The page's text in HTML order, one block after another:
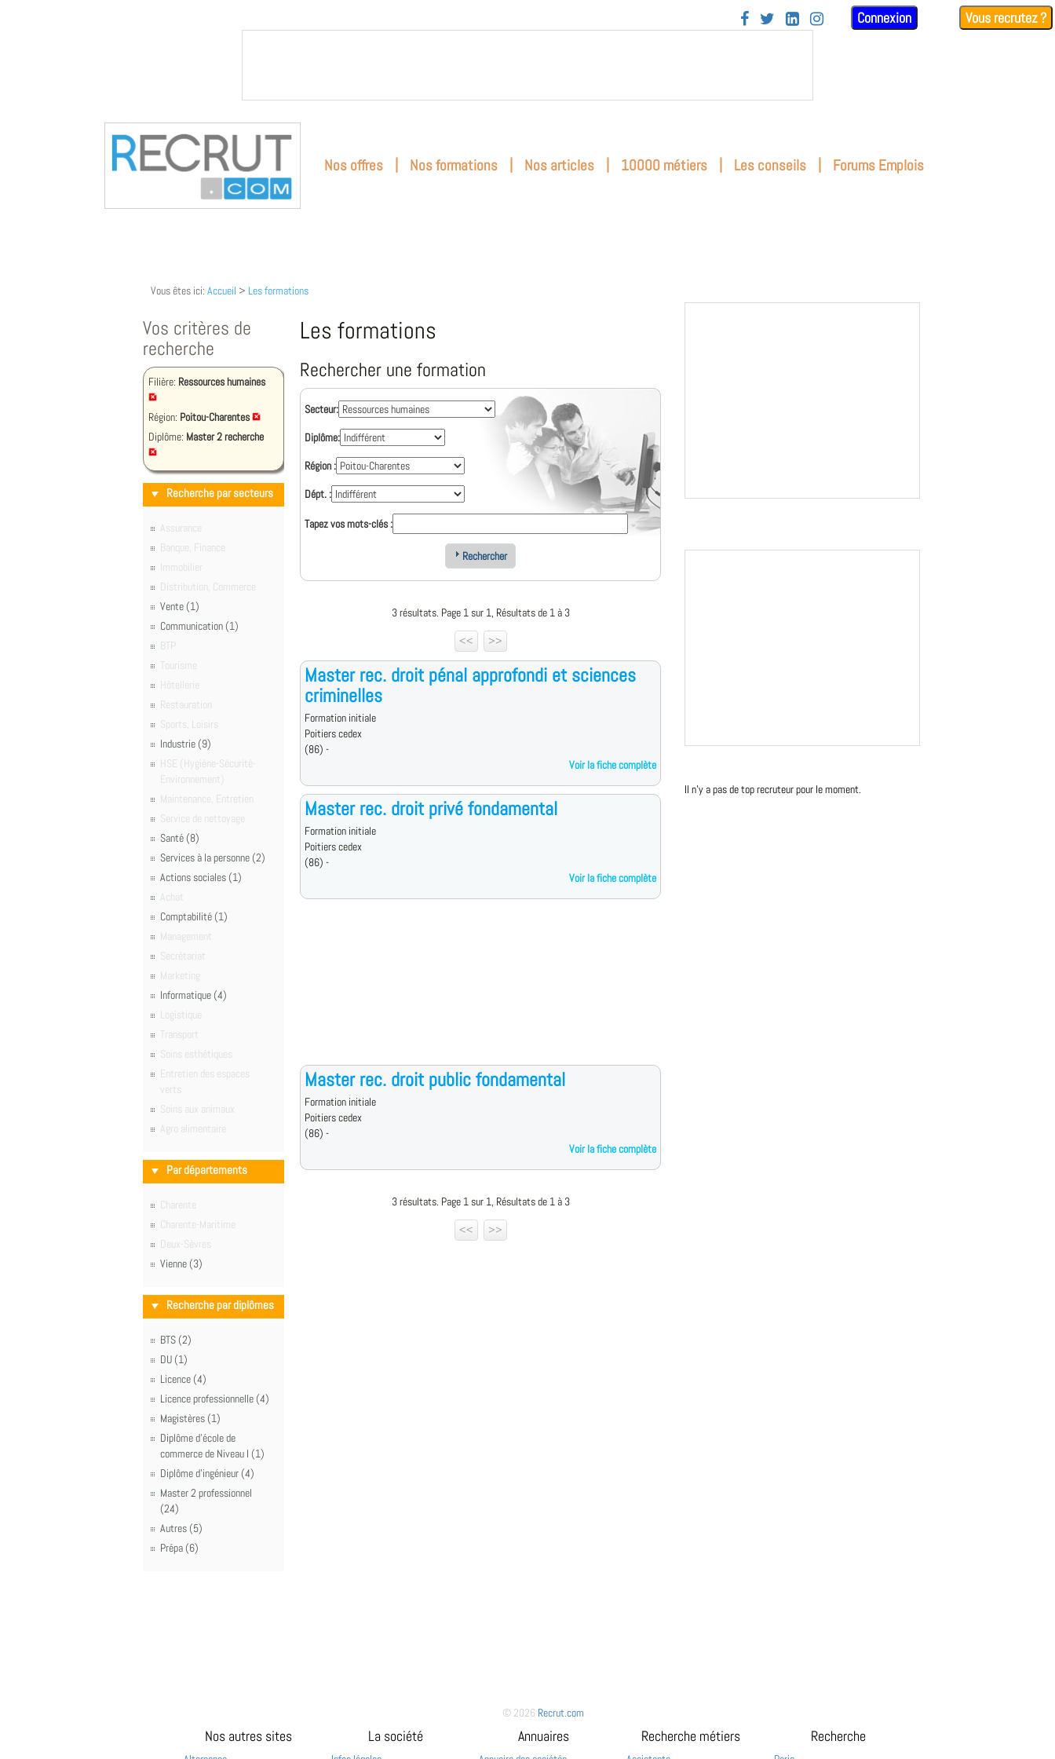
    Connexion Vous recrutez ?
Nos offres | Nos formations | Nos articles | 10000 métiers | Les conseils | Forums Emplois
Vous êtes ici: Accueil > Les formations
Vos critères de
recherche
Filière: Ressources humaines
Région: Poitou-Charentes
Diplôme: Master 2 recherche
Recherche par secteurs
Assurance
Banque, Finance
Immobilier
Distribution, Commerce
Vente (1)
Communication (1)
BTP
Tourisme
Hôtellerie
Restauration
Sports, Loisirs
Industrie (9)
HSE (Hygiène-Sécurité-
Environnement)
Maintenance, Entretien
Service de nettoyage
Santé (8)
Services à la personne (2)
Actions sociales (1)
Achat
Comptabilité (1)
Management
Secrétariat
Marketing
Informatique (4)
Logistique
Transport
Soins esthétiques
Entretien des espaces
verts
Soins aux animaux
Agro alimentaire
Par départements
Charente
Charente-Maritime
Deux-Sèvres
Vienne (3)
Recherche par diplômes
BTS (2)
DU (1)
Licence (4)
Licence professionnelle (4)
Magistères (1)
Diplôme d'école de
commerce de Niveau I (1)
Diplôme d'ingénieur (4)
Master 2 professionnel
(24)
Autres (5)
Prépa (6)
Les formations
Rechercher une formation
Secteur:
Diplôme:
Région :
Dépt. :
Tapez vos mots-clés :
Rechercher
3 résultats. Page 1 sur 1, Résultats de 1 à 3
<<
>>
Master rec. droit pénal approfondi et sciences
criminelles
Formation initiale
Poitiers cedex
(86) -
Voir la fiche complète
Master rec. droit privé fondamental
Formation initiale
Poitiers cedex
(86) -
Voir la fiche complète
Master rec. droit public fondamental
Formation initiale
Poitiers cedex
(86) -
Voir la fiche complète
3 résultats. Page 1 sur 1, Résultats de 1 à 3
<<
>>
Il n'y a pas de top recruteur pour le moment.
© 2026 Recrut.com
Nos autres sites La société Annuaires Recherche métiers Recherche